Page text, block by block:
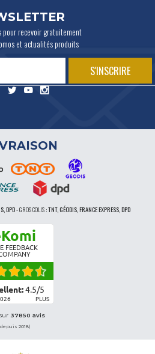
pour recevoir gratuitement
et actualités produits
DPD-GROS COLIS :TNT, GÉODIS, FRANCE EXPRESS, DPD
FEEDBACK
4.5/5
PLUS
37850 avis
2018)